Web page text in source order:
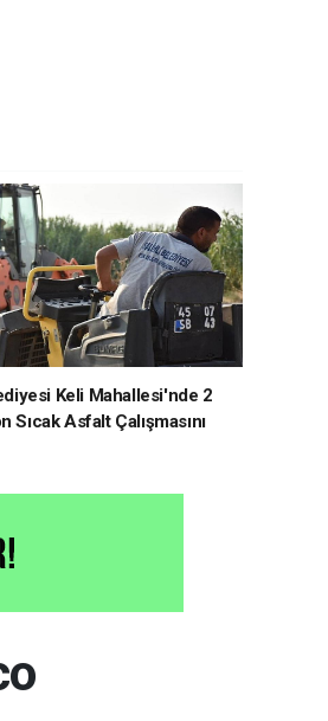
Keli Mahallesi'nde 2
Sıcak Asfalt Çalışmasını